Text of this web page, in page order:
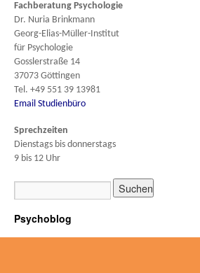
Fachberatung Psychologie
Dr. Nuria Brinkmann
Georg-Elias-Müller-Institut
für Psychologie
Gosslerstraße 14
37073 Göttingen
Tel. +49 551 39 13981
Email Studienbüro
Sprechzeiten
Dienstags bis donnerstags
9 bis 12 Uhr
Psychoblog